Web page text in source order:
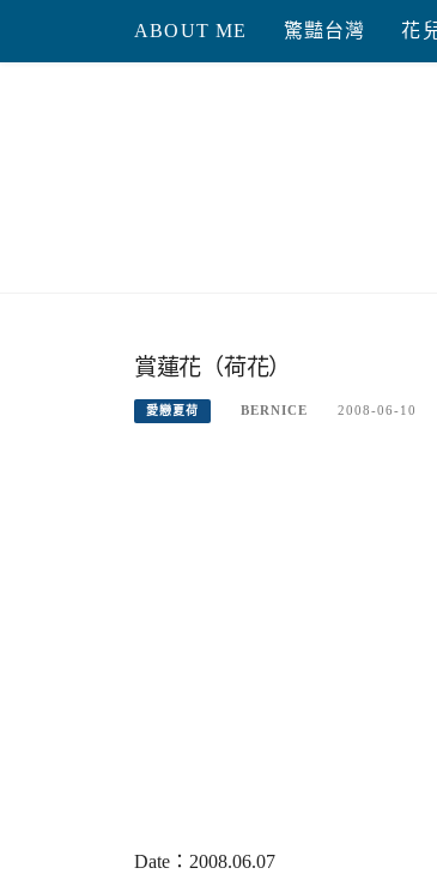
content
ABOUT ME 驚豔台灣 花
賞蓮花（荷花）
愛戀夏荷 BERNICE 2008-06-10
Date ：2008.06.07